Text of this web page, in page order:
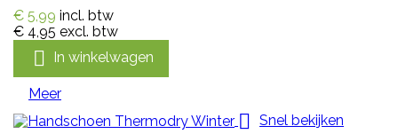
€ 5,99 incl. btw
€ 4,95 excl. btw
 In winkelwagen
Meer
 Snel bekijken